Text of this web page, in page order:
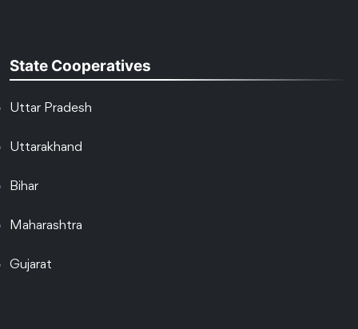
State Cooperatives
Uttar Pradesh
Uttarakhand
Bihar
Maharashtra
Gujarat